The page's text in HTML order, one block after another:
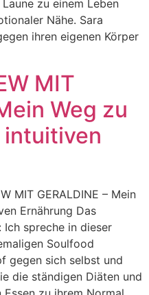
zu einem Leben
Nähe. Sara
ihren eigenen Körper
MIT
Weg zu
MIT GERALDINE – Mein
Ernährung Das
spreche in dieser
Soulfood
gegen sich selbst und
die ständigen Diäten und